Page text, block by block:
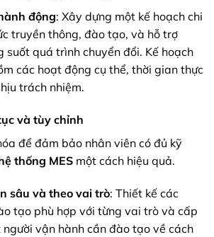
động: Xây dựng một kế hoạch chi
truyền thông, đào tạo, và hỗ trợ
suốt quá trình chuyển đổi. Kế hoạch
các hoạt động cụ thể, thời gian thực
trách nhiệm.
và tùy chỉnh
để đảm bảo nhân viên có đủ kỹ
thống MES một cách hiệu quả.
sâu và theo vai trò: Thiết kế các
tạo phù hợp với từng vai trò và cấp
người vận hành cần đào tạo về cách